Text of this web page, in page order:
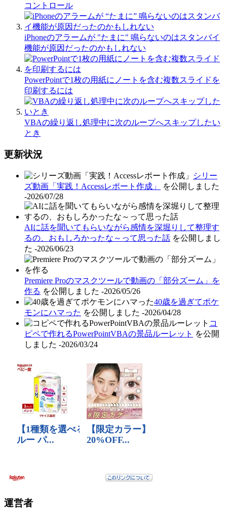
コントロール
iPhoneのアラームが "たまに" 鳴らないのはスタンバイ
機能が原因だったのかもしれない
PowerPointで1枚の用紙にノートを含む複数スライドを
印刷するには
VBAの繰り返し処理中に次のループへスキップしたい
とき
更新状況
シリー
ズ動画「実践！Accessレポート作成」
を公開しました
-2026/07/28
AIに話を聞いてもらいながら感情を深堀りして整理す
るの、おもしろかったな～って思った話 を公開しまし
た -2026/06/23
Premiere Proのマスクツールで動画の「部分ズーム」を
作る を公開しました -2026/05/26
40歳を過ぎてポケ
モンにハマった を公開しました -2026/04/28
コ
ピペで作れるPowerPointVBAの景品ルーレット を公開
しました -2026/03/24
運営者